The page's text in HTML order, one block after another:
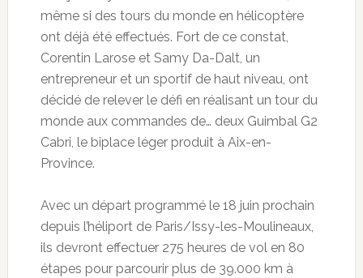
même si des tours du monde en hélicoptère
ont déjà été effectués. Fort de ce constat,
Corentin Larose et Samy Da-Dalt, un
entrepreneur et un sportif de haut niveau, ont
décidé de relever le défi en réalisant un tour du
monde aux commandes de… deux Guimbal G2
Cabri, le biplace léger produit à Aix-en-
Province.
Avec un départ programmé le 18 juin prochain
depuis l’héliport de Paris/Issy-les-Moulineaux,
ils devront effectuer 275 heures de vol en 80
étapes pour parcourir plus de 39.000 km à